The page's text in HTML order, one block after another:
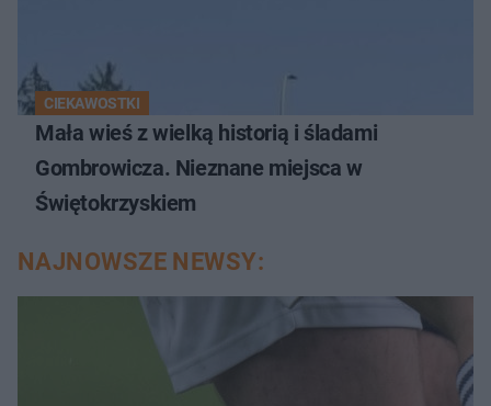
CIEKAWOSTKI
Mała wieś z wielką historią i śladami
Gombrowicza. Nieznane miejsca w
Świętokrzyskiem
NAJNOWSZE NEWSY: